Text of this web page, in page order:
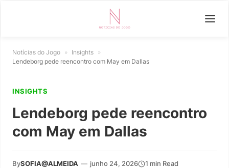
Notícias do Jogo » Insights »
Lendeborg pede reencontro com May em Dallas
INSIGHTS
Lendeborg pede reencontro
com May em Dallas
BySOFIA@ALMEIDA — junho 24, 2026 1 min Read